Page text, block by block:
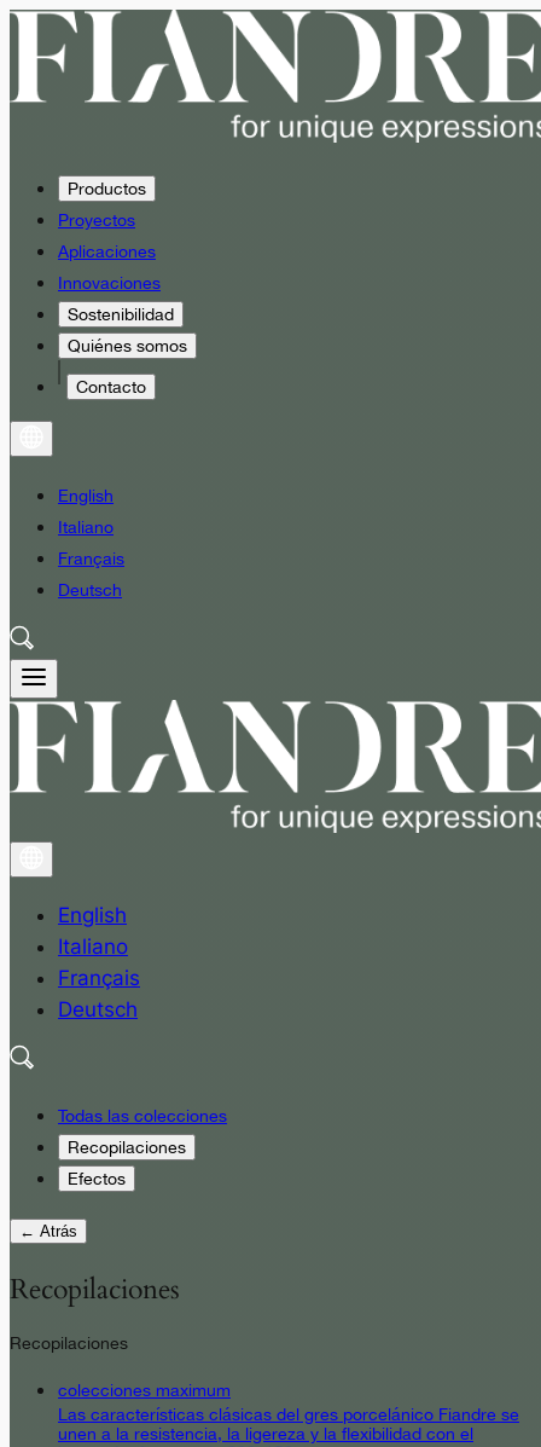
Productos
Proyectos
Aplicaciones
Innovaciones
Sostenibilidad
Quiénes somos
Contacto
English
Italiano
Français
Deutsch
English
Italiano
Français
Deutsch
Todas las colecciones
Recopilaciones
Efectos
← Atrás
Recopilaciones
Recopilaciones
colecciones maximum
Las características clásicas del gres porcelánico Fiandre se
unen a la resistencia, la ligereza y la flexibilidad con el